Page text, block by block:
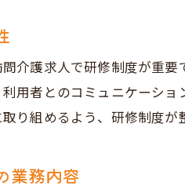
神戸市長田区の事業所が提
初心者向けのメンタルサポ
介護求人で研修制度が重
用者とのコミュニケーシ
り組めるよう、研修制度が
業務内容